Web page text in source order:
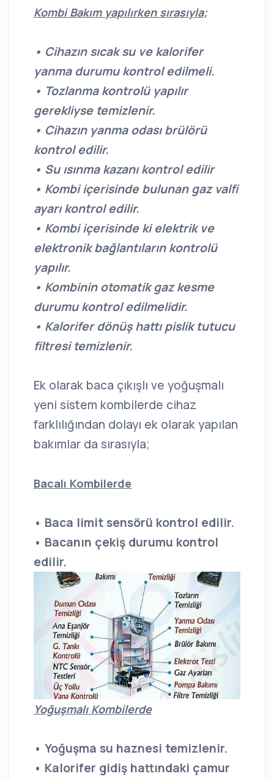
Kombi Bakım yapılırken sırasıyla;
• Cihazın sıcak su ve kalorifer
yanma durumu kontrol edilmeli.
• Tozlanma kontrolü yapılır
gerekliyse temizlenir.
• Cihazın yanma odası brülörü
kontrol edilir.
• Su ısınma kazanı kontrol edilir
• Kombi içerisinde bulunan gaz valfi
ayarı kontrol edilir.
• Kombi içerisinde ki elektrik ve
elektronik bağlantıların kontrolü
yapılır.
• Kombinin otomatik gaz kesme
durumu kontrol edilmelidir.
• Kalorifer dönüş hattı pislik tutucu
filtresi temizlenir.
Ek olarak baca çıkışlı ve yoğuşmalı
yeni sistem kombilerde cihaz
farklılığından dolayı ek olarak yapılan
bakımlar da sırasıyla;
Bacalı Kombilerde
• Baca limit sensörü kontrol edilir.
• Bacanın çekiş durumu kontrol
edilir.
Yoğuşmalı Kombilerde
• Yoğuşma su haznesi temizlenir.
• Kalorifer gidiş hattındaki çamur